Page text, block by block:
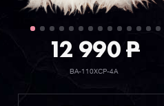
12 990P
BA-110XCP-4A